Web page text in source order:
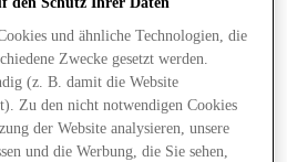
den Schutz Ihrer Daten
und ähnliche Technologien, die
Zwecke gesetzt werden.
(z. B. damit die Website
Zu den nicht notwendigen Cookies
der Website analysieren, unsere
und die Werbung, die Sie sehen,